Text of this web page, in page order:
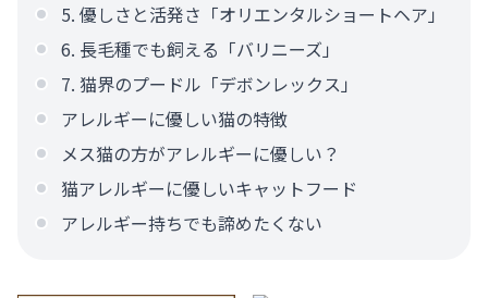
5. 優しさと活発さ「オリエンタルショートヘア」
6. 長毛種でも飼える「バリニーズ」
7. 猫界のプードル「デボンレックス」
アレルギーに優しい猫の特徴
メス猫の方がアレルギーに優しい？
猫アレルギーに優しいキャットフード
アレルギー持ちでも諦めたくない